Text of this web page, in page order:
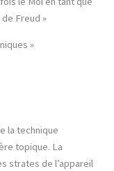
Freud »
»
la technique
topique. La
strates de l’appareil